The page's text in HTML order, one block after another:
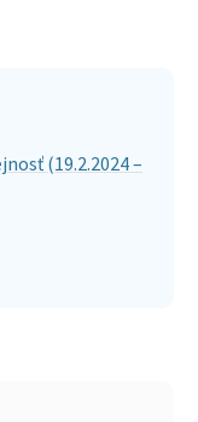
(19.2.2024 –